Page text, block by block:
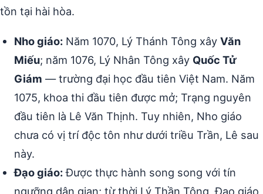
tồn tại hài hòa.
Nho giáo: Năm 1070, Lý Thánh Tông xây Văn
Miếu; năm 1076, Lý Nhân Tông xây Quốc Tử
Giám — trường đại học đầu tiên Việt Nam. Năm
1075, khoa thi đầu tiên được mở; Trạng nguyên
đầu tiên là Lê Văn Thịnh. Tuy nhiên, Nho giáo
chưa có vị trí độc tôn như dưới triều Trần, Lê sau
này.
Đạo giáo:Được thực hành song song với tín
ngưỡng dân gian; từ thời Lý Thần Tông, Đạo giáo